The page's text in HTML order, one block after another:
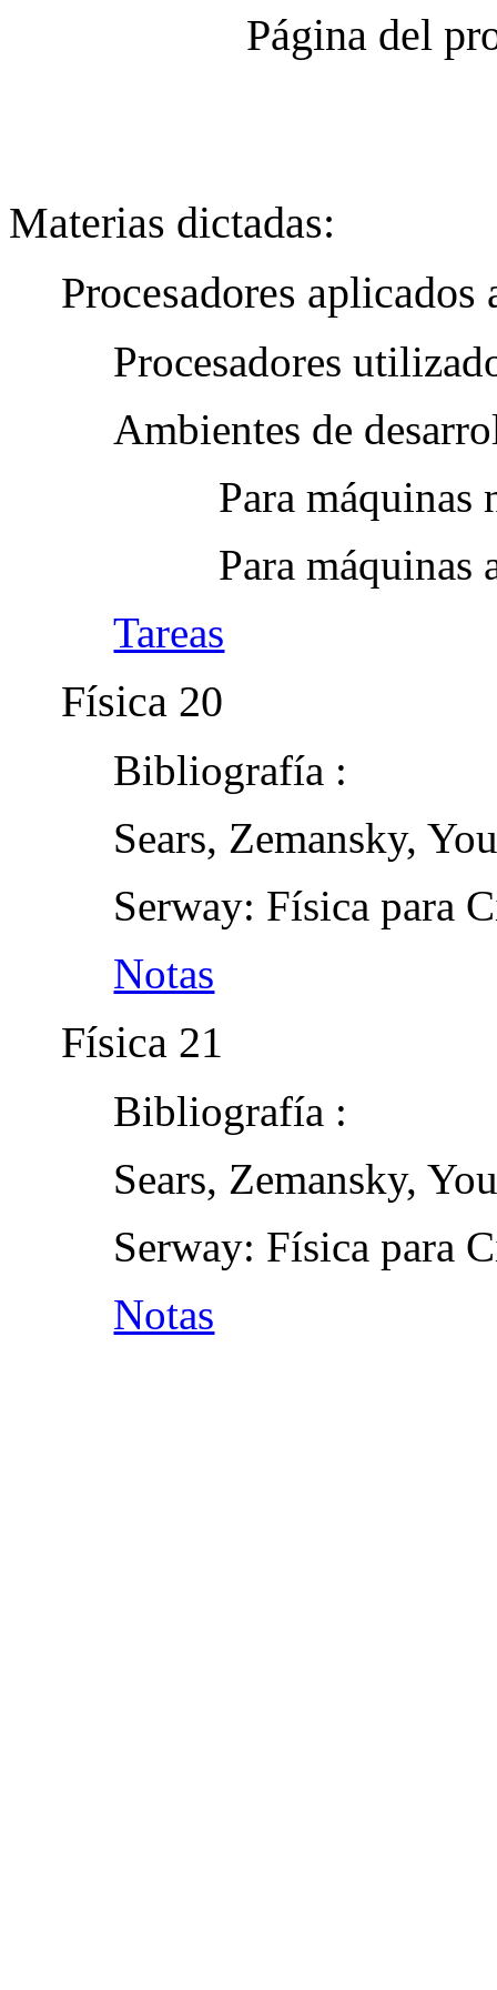
Página del
Materias dictadas:
Procesadores
Procesadores
Ambientes de
Para máquinas
Para máquinas
Tareas
Física 20
Bibliografía :
Sears, Zemansky,
Serway: Física para
Notas
Física 21
Bibliografía :
Sears, Zemansky,
Serway: Física para
Notas